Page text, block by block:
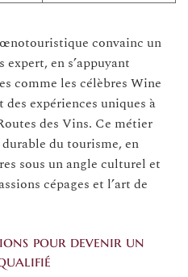
convainc un
en s’appuyant
comme les célèbres Wine
expériences uniques à
des Vins. Ce métier
du tourisme, en
sous un angle culturel et
cépages et l’art de
pour devenir un